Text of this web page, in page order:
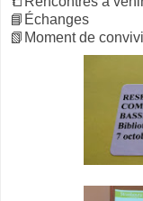
📘Échanges
📗Moment de